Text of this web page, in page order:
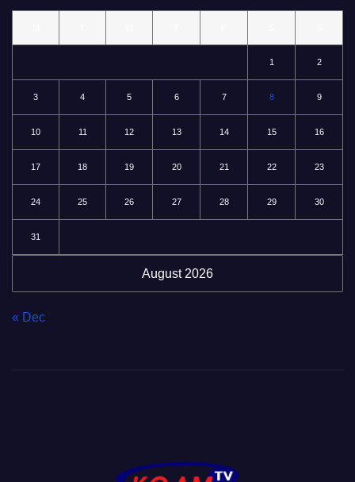
August 2026
1 2
3 4 5 6 7 8 9
10 11 12 13 14 15 16
17 18 19 20 21 22 23
24 25 26 27 28 29 30
31
« Dec